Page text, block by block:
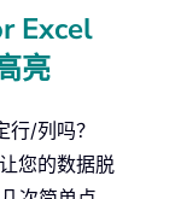
Excel
亮
/列吗？
您的数据脱